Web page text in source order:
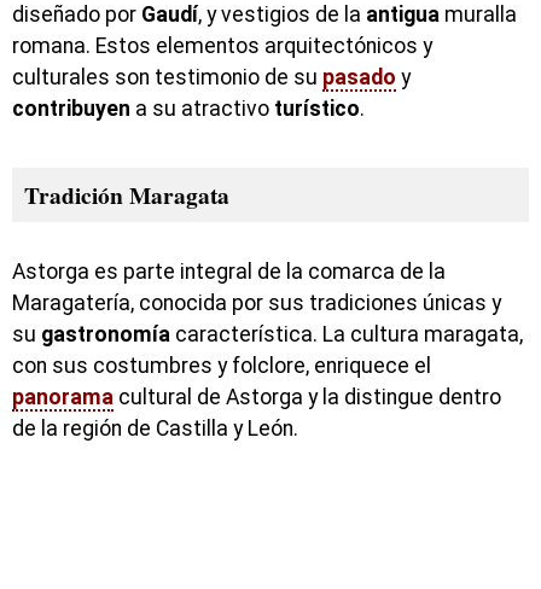
diseñado por Gaudí, y vestigios de la antigua muralla
romana. Estos elementos arquitectónicos y
culturales son testimonio de su pasado y
contribuyen a su atractivo turístico.
Tradición Maragata
Astorga es parte integral de la comarca de la
Maragatería, conocida por sus tradiciones únicas y
su gastronomía característica. La cultura maragata,
con sus costumbres y folclore, enriquece el
panorama cultural de Astorga y la distingue dentro
de la región de Castilla y León.